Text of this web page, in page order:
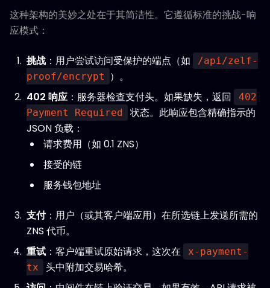
这种架构的美妙之处在于其简洁性。它遵循标准的挑战-响
应模式：
挑战 ：用户尝试访问受保护的端点（如
/api/zelf-
proof/encrypt
）。
402 响应 ：服务器检查支付头。如果缺失，返回
402
Payment Required
状态。此响应包含精确指示的
JSON 负载：
请求费用（如 0.1 ZNS）
接受的链
服务钱包地址
支付：用户（或其客户端应用）在所选链上发送所需的
ZNS 代币。
重试 ：客户端重试原始请求，这次在
x-payment-
tx
头中附加交易哈希。